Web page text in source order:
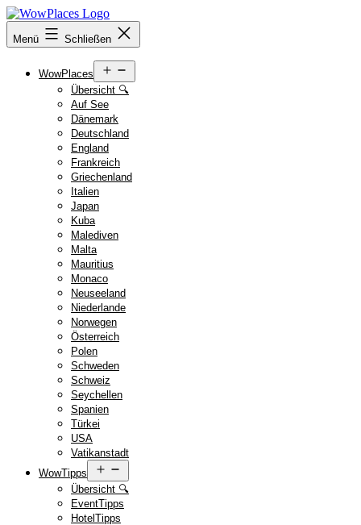
Zum
Inhalt
springen
Reiseblog
WowPlaces.de
Menü Schließen
WowPlaces
öffnen
Übersicht 🔍
Auf See
Dänemark
Deutschland
England
Frankreich
Griechenland
Italien
Japan
Kuba
Malediven
Malta
Mauritius
Monaco
Neuseeland
Niederlande
Norwegen
Österreich
Polen
Schweden
Schweiz
Seychellen
Spanien
Türkei
USA
Vatikanstadt
WowTipps
öffnen
Übersicht 🔍
EventTipps
HotelTipps